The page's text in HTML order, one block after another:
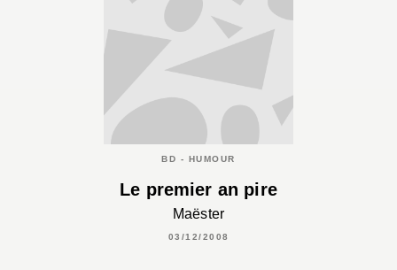
BD - HUMOUR
Le premier an pire
Maëster
03/12/2008